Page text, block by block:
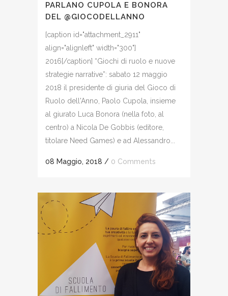
PARLANO CUPOLA E BONORA
DEL @GIOCODELLANNO
[caption id="attachment_2911"
align="alignleft" width="300"]
2016[/caption] “Giochi di ruolo e nuove
strategie narrative”: sabato 12 maggio
2018 il presidente di giuria del Gioco di
Ruolo dell'Anno, Paolo Cupola, insieme
al giurato Luca Bonora (nella foto, al
centro) a Nicola De Gobbis (editore,
titolare Need Games) e ad Alessandro...
08 Maggio, 2018 / 0 Comments